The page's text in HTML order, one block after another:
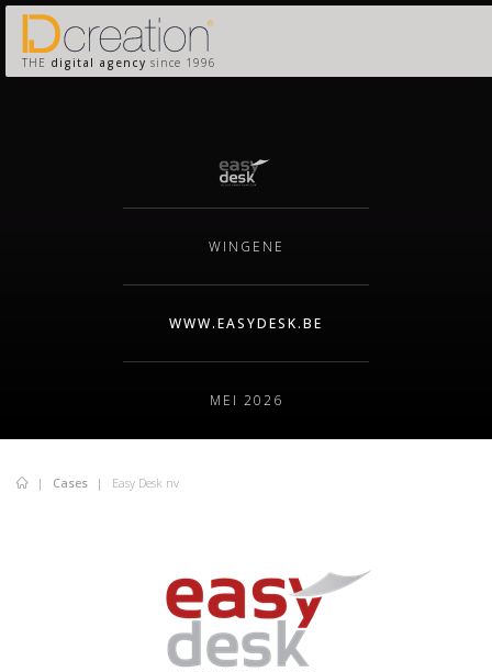
THE digital agency since 1996
WINGENE
WWW.EASYDESK.BE
MEI 2026
Cases Easy Desk nv